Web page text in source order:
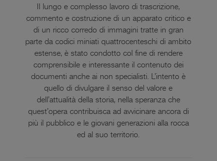
Il lungo e complesso lavoro di trascrizione,
commento e costruzione di un apparato critico e
di un ricco corredo di immagini tratte in gran
parte da codici miniati quattrocenteschi di ambito
estense, è stato condotto col fine di rendere
comprensibile e interessante il contenuto dei
documenti anche ai non specialisti. L’intento è
quello di divulgare il senso del valore e
dell’attualità della storia, nella speranza che
quest’opera contribuisca ad avvicinare ancora di
più il pubblico e le giovani generazioni alla rocca
ed al suo territorio.